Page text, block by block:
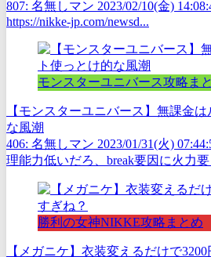
807: 名無しマン 2023/02/10(金)
https://nikke-jp.com/newsd...
モンスターユニバース攻略ま
【モンスターユニバース】無課金
な風潮
406: 名無しマン 2023/01/31(火)
理能力低いだろ、break要因に火力
勝利の女神NIKKE攻略まとめ
【メガニケ】衣装変えるだけで